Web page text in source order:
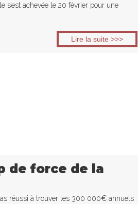
s’est achevée le 20 février pour une
Lire la suite >>>
de force de la
réussi à trouver les 300 000€ annuels